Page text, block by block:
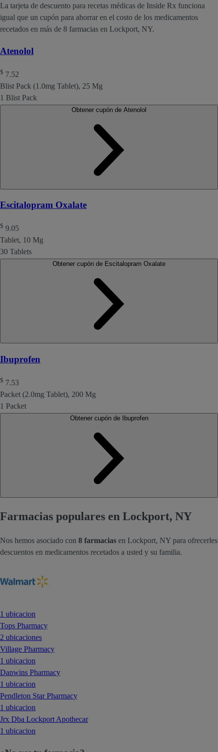
La tarjeta de descuento para recetas médicas de Inside Rx funciona
igual que un cupón para ahorrar en el costo de los medicamentos
recetados en más de 8 farmacias en Lockport, NY.
Atenolol
$ 7.52
Blist Pack (1.0mg Tablet), 25 Mg
1 Blist Pack
Escitalopram Oxalate
$ 9.05
Tablet, 10 Mg
30 Tablets
Ibuprofen
$ 7.53
Packet (2.0mg Tablet), 200 Mg
1 Packet
Obtener cupón de Ibuprofen
Farmacias populares en Lockport, NY
Nos hemos asociado con 8 farmacias en Lockport, NY para ofrecerles
descuentos en medicamentos recetados a usted y su familia.
1 ubicacion
Tops Pharmacy
2 ubicaciones
Village Pharmacy
1 ubicacion
Danwins Pharmacy
1 ubicacion
Pendleton Star Pharmacy
1 ubicacion
Jrx Dba Lockport Apothecar
1 ubicacion